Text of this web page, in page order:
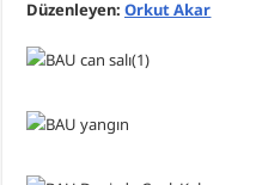
Düzenleyen:Orkut Akar